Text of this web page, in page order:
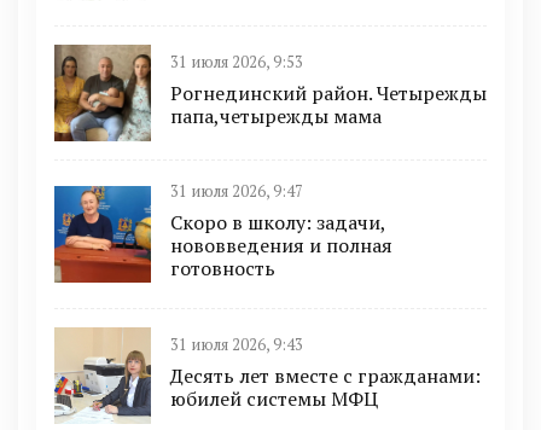
31 июля 2026, 9:53
Рогнединский район. Четырежды
папа,четырежды мама
31 июля 2026, 9:47
Скоро в школу: задачи,
нововведения и полная
готовность
31 июля 2026, 9:43
Десять лет вместе с гражданами:
юбилей системы МФЦ